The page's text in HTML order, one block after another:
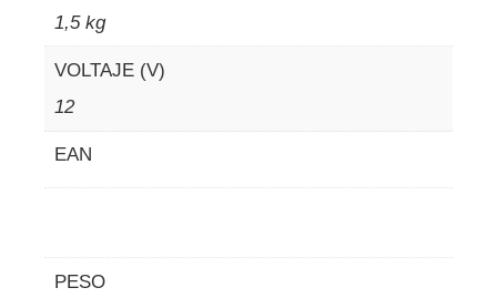
1,5 kg
VOLTAJE (V)
12
EAN
PESO